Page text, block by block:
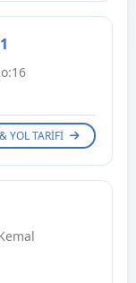
YOL TARIFI